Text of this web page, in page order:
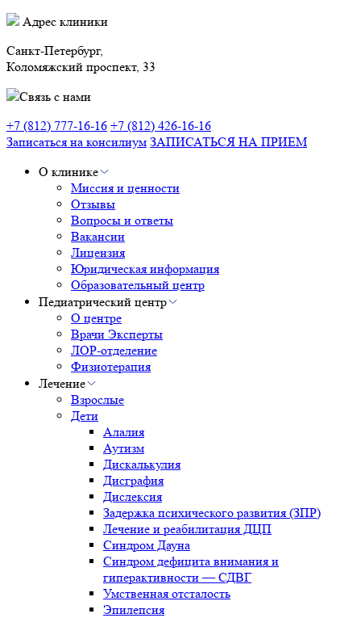
Адрес клиники
Санкт-Петербург,
Коломяжский проспект, 33
Связь с нами
+7 (812) 777-16-16 +7 (812) 426-16-16
Записаться на консилиум ЗАПИСАТЬСЯ НА ПРИЕМ
О клинике
Миссия и ценности
Отзывы
Вопросы и ответы
Вакансии
Лицензия
Юридическая информация
Образовательный центр
Педиатрический центр
О центре
Врачи Эксперты
ЛОР-отделение
Физиотерапия
Лечение
Взрослые
Дети
Алалия
Аутизм
Дискалькулия
Дисграфия
Дислексия
Задержка психического развития (ЗПР)
Лечение и реабилитация ДЦП
Синдром Дауна
Синдром дефицита внимания и
гиперактивности — СДВГ
Умственная отсталость
Эпилепсия